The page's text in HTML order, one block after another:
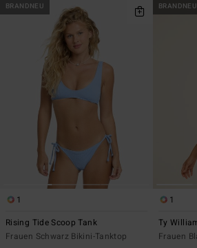
BRANDNEU
1
Rising Tide Scoop Tank
Frauen Schwarz Bikini-Tanktop
BRANDNEU
1
Ty
Frauen